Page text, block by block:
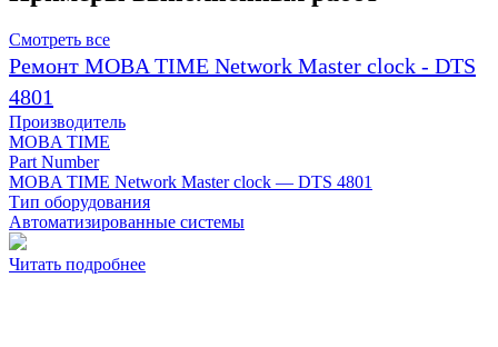
Смотреть все
Ремонт MOBA TIME Network Master clock - DTS
4801
Производитель
MOBA TIME
Part Number
MOBA TIME Network Master clock — DTS 4801
Тип оборудования
Автоматизированные системы
Читать подробнее